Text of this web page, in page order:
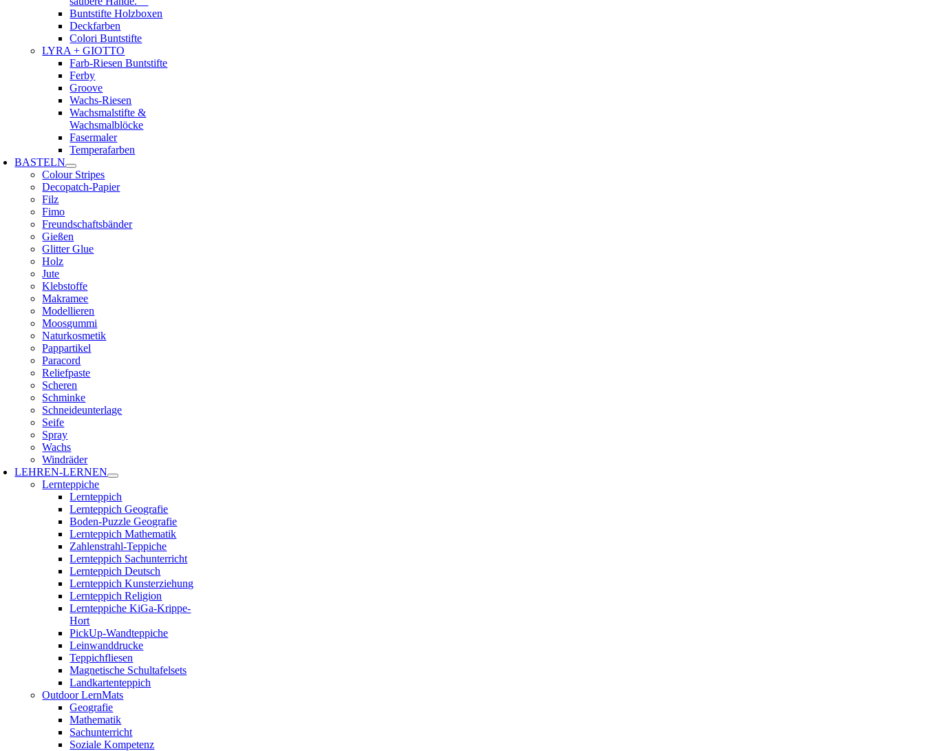
Buntstifte Holzboxen
Deckfarben
Colori Buntstifte
LYRA + GIOTTO
Farb-Riesen Buntstifte
Ferby
Groove
Wachs-Riesen
Wachsmalstifte &
Wachsmalblöcke
Fasermaler
Temperafarben
BASTELN
Colour Stripes
Decopatch-Papier
Filz
Fimo
Freundschaftsbänder
Gießen
Glitter Glue
Holz
Jute
Klebstoffe
Makramee
Modellieren
Moosgummi
Naturkosmetik
Pappartikel
Paracord
Reliefpaste
Scheren
Schminke
Schneideunterlage
Seife
Spray
Wachs
Windräder
LEHREN-LERNEN
Lernteppiche
Lernteppich
Lernteppich Geografie
Boden-Puzzle Geografie
Lernteppich Mathematik
Zahlenstrahl-Teppiche
Lernteppich Sachunterricht
Lernteppich Deutsch
Lernteppich Kunsterziehung
Lernteppich Religion
Lernteppiche KiGa-Krippe-
Hort
PickUp-Wandteppiche
Leinwanddrucke
Teppichfliesen
Magnetische Schultafelsets
Landkartenteppich
Outdoor LernMats
Geografie
Mathematik
Sachunterricht
Soziale Kompetenz